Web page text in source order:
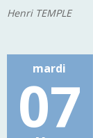
Henri TEMPLE
mardi
07